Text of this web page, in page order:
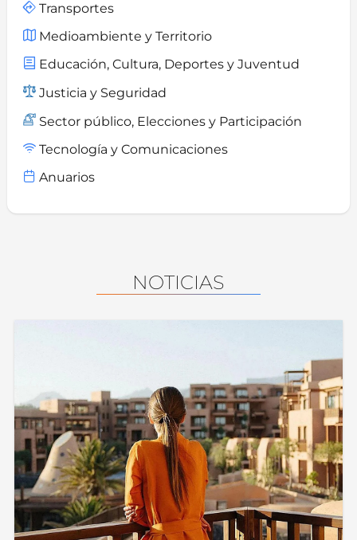
Transportes
Medioambiente y Territorio
Educación, Cultura, Deportes y Juventud
Justicia y Seguridad
Sector público, Elecciones y Participación
Tecnología y Comunicaciones
Anuarios
NOTICIAS